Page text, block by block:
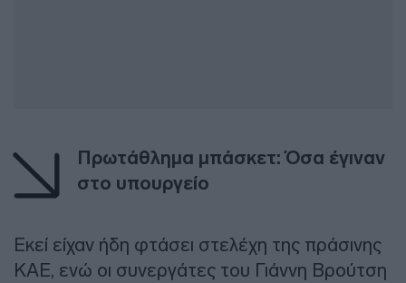
Πρωτάθλημα μπάσκετ: Όσα έγιναν
στο υπουργείο
Εκεί είχαν ήδη φτάσει στελέχη της πράσινης
ΚΑΕ, ενώ οι συνεργάτες του Γιάννη Βρούτση